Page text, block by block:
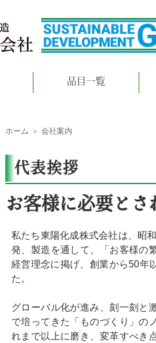
品目一覧
ホーム ＞ 会社案内
代表挨拶
お客様に必要とさ
私たち東陽化成株式会社は、昭
発、製造を通して、「お客様の
経営理念に掲げ、創業から50年
た。
グローバル化が進み、刻一刻と
で培ってきた「ものづくり」の
れまで以上に磨き、変革すべき